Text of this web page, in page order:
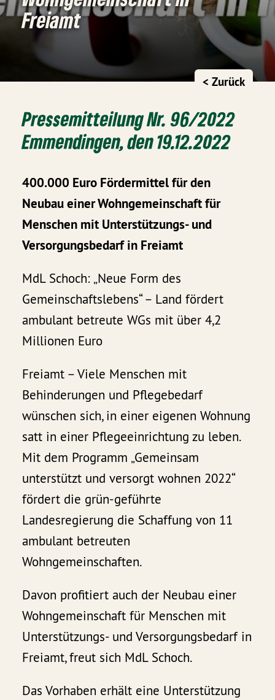
Freiamt
< Zurück
Pressemitteilung Nr. 96/2022
Emmendingen, den 19.12.2022
400.000 Euro Fördermittel für den
Neubau einer Wohngemeinschaft für
Menschen mit Unterstützungs- und
Versorgungsbedarf in Freiamt
MdL Schoch: „Neue Form des
Gemeinschaftslebens“ – Land fördert
ambulant betreute WGs mit über 4,2
Millionen Euro
Freiamt – Viele Menschen mit
Behinderungen und Pflegebedarf
wünschen sich, in einer eigenen Wohnung
satt in einer Pflegeeinrichtung zu leben.
Mit dem Programm „Gemeinsam
unterstützt und versorgt wohnen 2022“
fördert die grün-geführte
Landesregierung die Schaffung von 11
ambulant betreuten
Wohngemeinschaften.
Davon profitiert auch der Neubau einer
Wohngemeinschaft für Menschen mit
Unterstützungs- und Versorgungsbedarf in
Freiamt, freut sich MdL Schoch.
Das Vorhaben erhält eine Unterstützung